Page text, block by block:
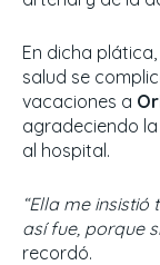
En dicha plática,
salud se
vacaciones a
agradeciendo
al hospital.
“Ella me
así fue, porque
recordó.